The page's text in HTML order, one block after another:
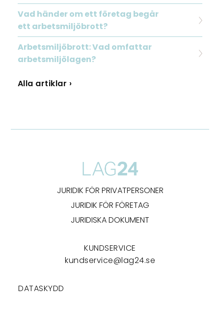
Vad händer om ett företag begår
ett arbetsmiljöbrott?
Arbetsmiljöbrott: Vad omfattar
arbetsmiljölagen?
Alla artiklar ›
JURIDIK FÖR PRIVATPERSONER
JURIDIK FÖR FÖRETAG
JURIDISKA DOKUMENT
KUNDSERVICE
kundservice@lag24.se
DATASKYDD